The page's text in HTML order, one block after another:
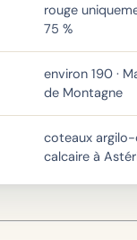
rouge
75 %
environ 190 ·
de Montagne
coteaux argilo-
calcaire à